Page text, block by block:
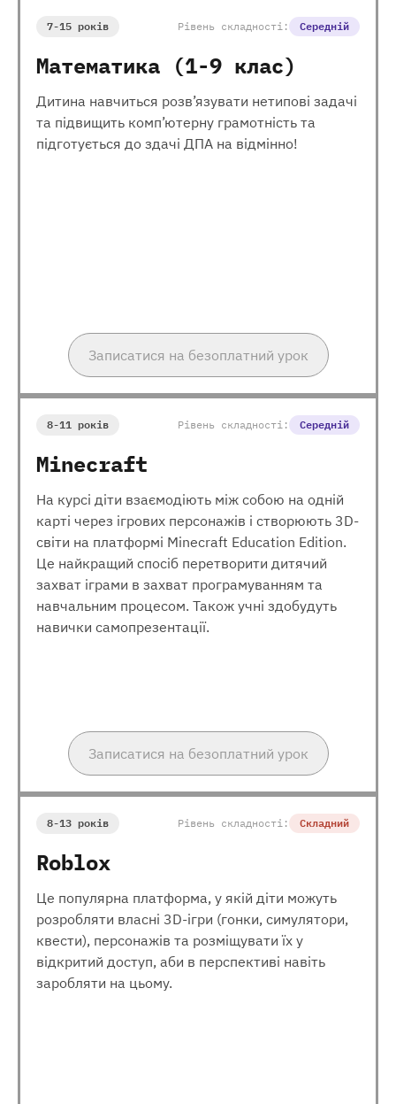
7-15 років Рівень складності: Середній
Математика (1-9 клас)
Дитина навчиться розв’язувати нетипові задачі
та підвищить комп’ютерну грамотність та
підготується до здачі ДПА на відмінно!
Записатися на безоплатний урок
8-11 років Рівень складності: Середній
Minecraft
На курсі діти взаємодіють між собою на одній
карті через ігрових персонажів і створюють 3D-
світи на платформі Minecraft Education Edition.
Це найкращий спосіб перетворити дитячий
захват іграми в захват програмуванням та
навчальним процесом. Також учні здобудуть
навички самопрезентації.
Записатися на безоплатний урок
8-13 років Рівень складності: Складний
Roblox
Це популярна платформа, у якій діти можуть
розробляти власні 3D-ігри (гонки, симулятори,
квести), персонажів та розміщувати їх у
відкритий доступ, аби в перспективі навіть
заробляти на цьому.